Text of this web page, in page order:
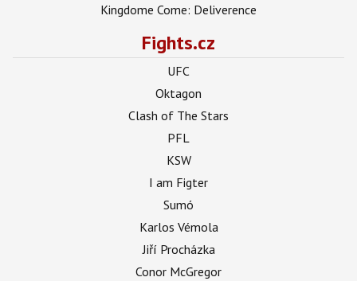
Kingdome Come: Deliverence
Fights.cz
UFC
Oktagon
Clash of The Stars
PFL
KSW
I am Figter
Sumó
Karlos Vémola
Jiří Procházka
Conor McGregor